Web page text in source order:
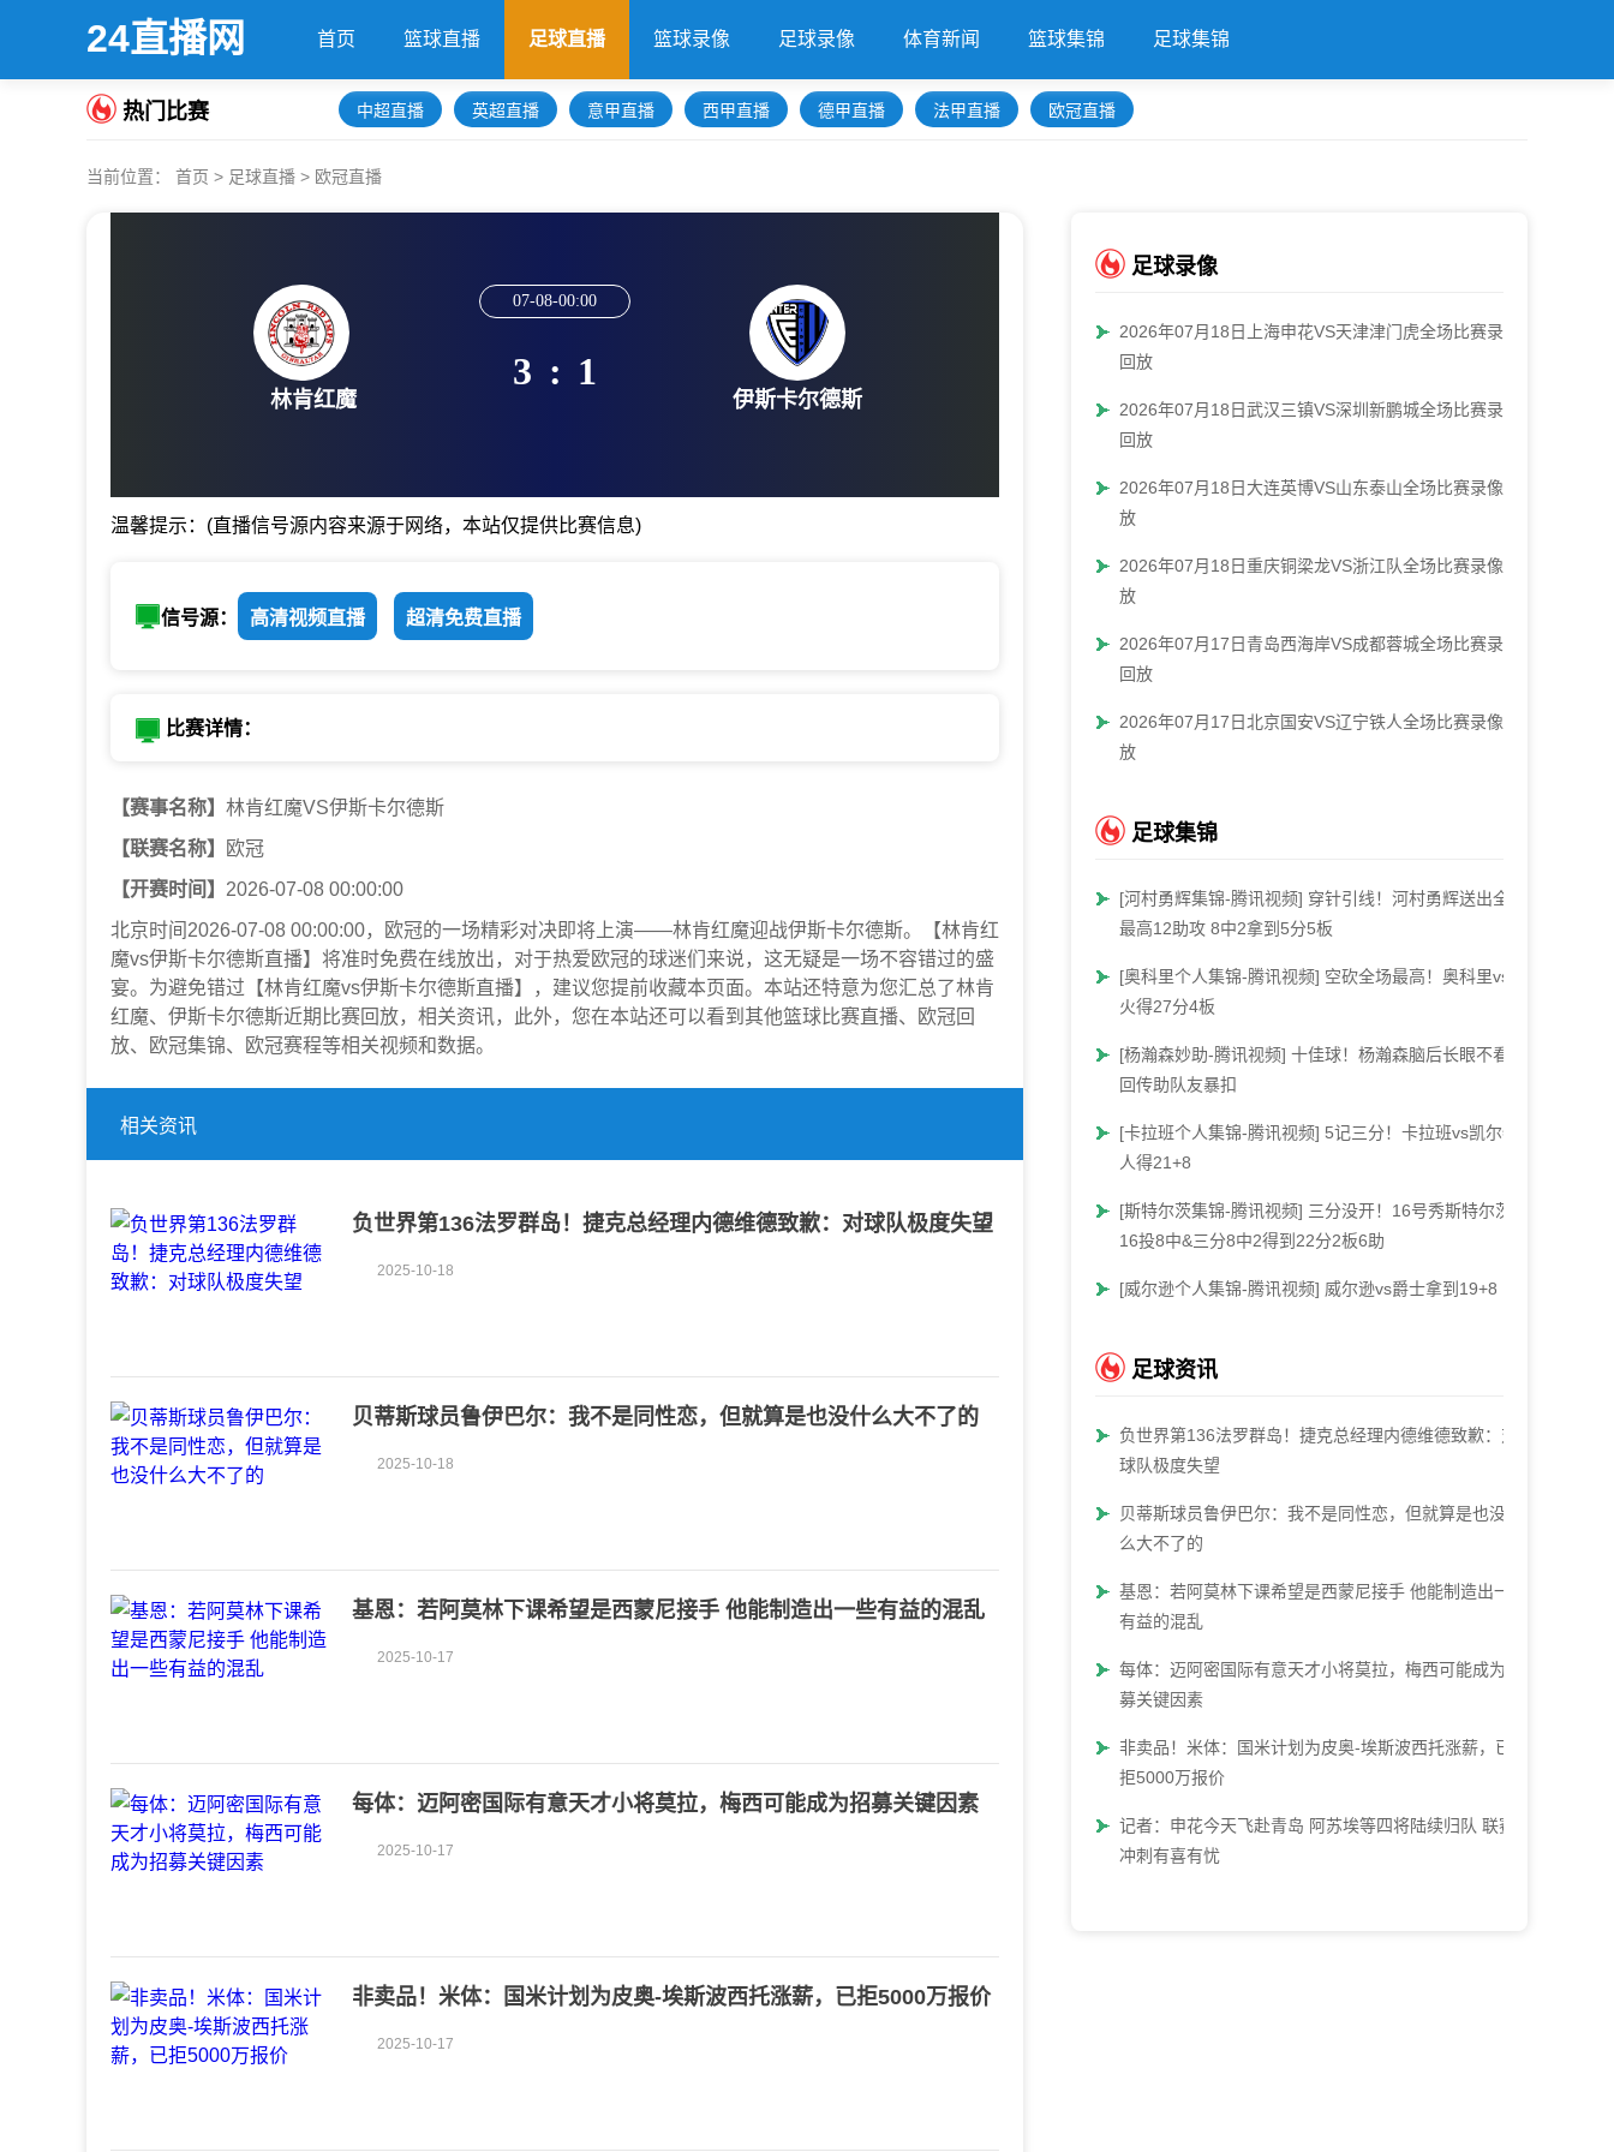
24直播网 首页 篮球直播 足球直播 篮球录像 足球录像 体育新闻 篮球集锦 足球集锦
热门比赛 中超直播 英超直播 意甲直播 西甲直播 德甲直播 法甲直播 欧冠直播
当前位置： 首页 > 足球直播 > 欧冠直播
林肯红魔
07-08-00:00
3 : 1
伊斯卡尔德斯
温馨提示：(直播信号源内容来源于网络，本站仅提供比赛信息)
信号源： 高清视频直播 超清免费直播
比赛详情：
【赛事名称】 林肯红魔VS伊斯卡尔德斯
【联赛名称】
欧冠
【开赛时间】 2026-07-08 00:00:00
北京时间2026-07-08 00:00:00，欧冠的一场精彩对决即将上演——林肯红魔迎战伊斯卡尔德斯。【林肯红
魔vs伊斯卡尔德斯直播】将准时免费在线放出，对于热爱欧冠的球迷们来说，这无疑是一场不容错过的盛
宴。为避免错过【林肯红魔vs伊斯卡尔德斯直播】，建议您提前收藏本页面。本站还特意为您汇总了林肯
红魔、伊斯卡尔德斯近期比赛回放，相关资讯，此外，您在本站还可以看到其他篮球比赛直播、欧冠回
放、欧冠集锦、欧冠赛程等相关视频和数据。
相关资讯
负世界第136法罗群岛！捷克总经理内德维德致歉：对球队极度失望
2025-10-18
贝蒂斯球员鲁伊巴尔：我不是同性恋，但就算是也没什么大不了的
2025-10-18
基恩：若阿莫林下课希望是西蒙尼接手 他能制造出一些有益的混乱
2025-10-17
每体：迈阿密国际有意天才小将莫拉，梅西可能成为招募关键因素
2025-10-17
非卖品！米体：国米计划为皮奥-埃斯波西托涨薪，已拒5000万报价
2025-10-17
足球录像
2026年07月18日上海申花VS天津津门虎全场比赛录像
回放
2026年07月18日武汉三镇VS深圳新鹏城全场比赛录像
回放
2026年07月18日大连英博VS山东泰山全场比赛录像回
放
2026年07月18日重庆铜梁龙VS浙江队全场比赛录像回
放
2026年07月17日青岛西海岸VS成都蓉城全场比赛录像
回放
2026年07月17日北京国安VS辽宁铁人全场比赛录像回
放
足球集锦
[河村勇辉集锦-腾讯视频] 穿针引线！河村勇辉送出全场
最高12助攻 8中2拿到5分5板
[奥科里个人集锦-腾讯视频] 空砍全场最高！奥科里vs热
火得27分4板
[杨瀚森妙助-腾讯视频] 十佳球！杨瀚森脑后长眼不看人
回传助队友暴扣
[卡拉班个人集锦-腾讯视频] 5记三分！卡拉班vs凯尔特
人得21+8
[斯特尔茨集锦-腾讯视频] 三分没开！16号秀斯特尔茨
16投8中&三分8中2得到22分2板6助
[威尔逊个人集锦-腾讯视频] 威尔逊vs爵士拿到19+8
足球资讯
负世界第136法罗群岛！捷克总经理内德维德致歉：对
球队极度失望
贝蒂斯球员鲁伊巴尔：我不是同性恋，但就算是也没什
么大不了的
基恩：若阿莫林下课希望是西蒙尼接手 他能制造出一些
有益的混乱
每体：迈阿密国际有意天才小将莫拉，梅西可能成为招
募关键因素
非卖品！米体：国米计划为皮奥-埃斯波西托涨薪，已
拒5000万报价
记者：申花今天飞赴青岛 阿苏埃等四将陆续归队 联赛
冲刺有喜有忧